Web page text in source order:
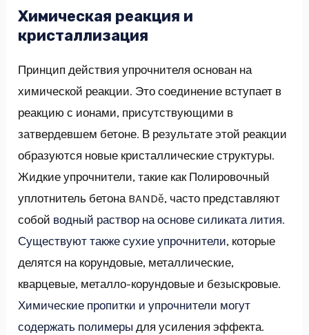
Химическая реакция и
кристаллизация
Принцип действия упрочнителя основан на
химической реакции. Это соединение вступает в
реакцию с ионами, присутствующими в
затвердевшем бетоне. В результате этой реакции
образуются новые кристаллические структуры.
Жидкие упрочнители, такие как Полировочный
уплотнитель бетона BANDě, часто представляют
собой водный раствор на основе силиката лития.
Существуют также сухие упрочнители, которые
делятся на корундовые, металлические,
кварцевые, металло-корундовые и безыскровые.
Химические пропитки и упрочнители могут
содержать полимеры для усиления эффекта.